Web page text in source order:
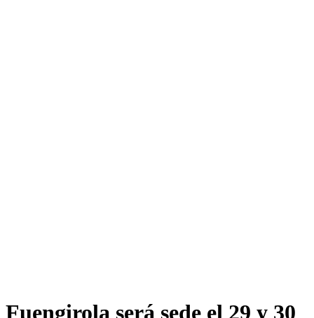
Fuengirola será sede el 29 y 30